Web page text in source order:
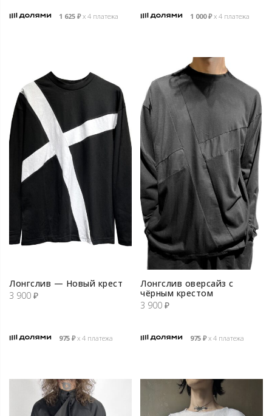
1 625 ₽х 4 платежа 1 000₽х 4 платежа
Лонгслив — Новый крест
3 900 ₽
975 ₽х 4 платежа
Лонгслив оверсайз с
чёрным крестом
3 900 ₽
975 ₽х 4 платежа